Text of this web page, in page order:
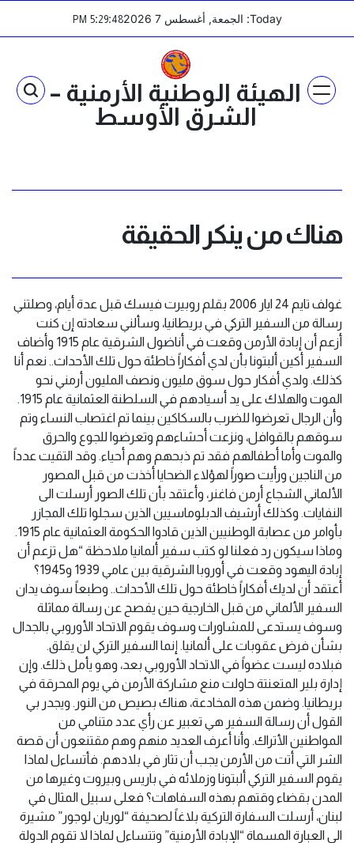
Today: الجمعة, أغسطس 7 2026 5:29:48
PM
الهيئة الوطنية الأرمنية –
الشرق الأوسط
هناك من ينكر الحقيقة
غولف تايم 24 ايار 2006 بقلم روبيرت فيسك قبل عدة أيام، وصلتني
رسالة من السفير التركي في بريطانيا، وسألني سعادته إن كنت
أزعم أن إبادة الأرمن وقعت في أناضول الشرقية عام 1915 وأضاف
السفير أكين ألبتونا بأن لدي أفكاراً خاطئة حول تلك الأحداث.. نعم أنا
كذلك. ولدي أفكار حول سوق مليون ونصف المليون أرمني نحو
الموت والهلاك على يد أسيادهم في السلطنة العثمانية عام 1915.
وأن الرجال تعرضوا للضرب بالسكاكين بينما تم اغتصاب النساء وتم
سوقهم بالقوافل، ونزعت أحشاءهم وتعرضوا للجوع والحرق
والموت وأما أطفالهم فقد تم ذبحهم وهم أحياء. وقد التقيت عدداً
من الناجين ورأيت صوراً لهؤلاء الضحايا أخذت من قبل المصور
الألماني الشجاع أرمن فاغنر، وأعتقد بأن تلك الصور أرسلت الى
النفايات. وكذلك أرشيف الدبلوماسيين الذين سجلوا تلك المجازر
بأوامر من عصابة الوطنيين الذين قادوا الحكومة العثمانية عام 1915.
وماذا سيكون رد فعلنا لو كتب سفير ألمانيا ملاحظة “هل تزعم أن
إبادة اليهود وقعت في أوروبا الشرقية بين عامي 1939 و1945؟
أعتقد أن لديك أفكاراً خاطئة حول تلك الأحداث.. وطبعاً سوف يدان
السفير الألماني من قبل الخارجية حين يفصح عن رسالة مماثلة
وسوف يستدعى للمشاورات وسوف يقوم الاتحاد الأوروبي بالجدال
بشأن فرض عقوبات على ألمانيا. إنما السفير التركي لن يقلق.
فبلاده ليست عضواً في الاتحاد الأوروبي بعد، وهو يأمل ذلك. وإن
إدارة بلير المتعنتة حاولت منع مشاركة الأرمن في يوم المحرقة في
بريطانيا. وضمن هذه المخادعة، هناك بصيص من النور. ويجدر بي
القول أن رسالة السفير هي تعبير عن رأي عدد متنامي من
المواطنين الأتراك. وأنا أعرف العديد منهم وهم مقتنعون أن قصة
الشر التي أتت من الأرمن يجب أن تثار في بلادهم. فأتساءل لماذا
يقوم السفير التركي ألبتونا وزملائه في باريس وبيروت وغيرها من
المدن بقضاء وقتهم بهذه السفاهات؟ فعلى سبيل المثال في
لبنان، أرسلت السفارة التركية بلاغاً لصحيفة “لوريان لوجور” مشيرة
الى العبارة المسماة “الإبادة الأرمنية” وتتساءل لماذا لا تقوم الدولة